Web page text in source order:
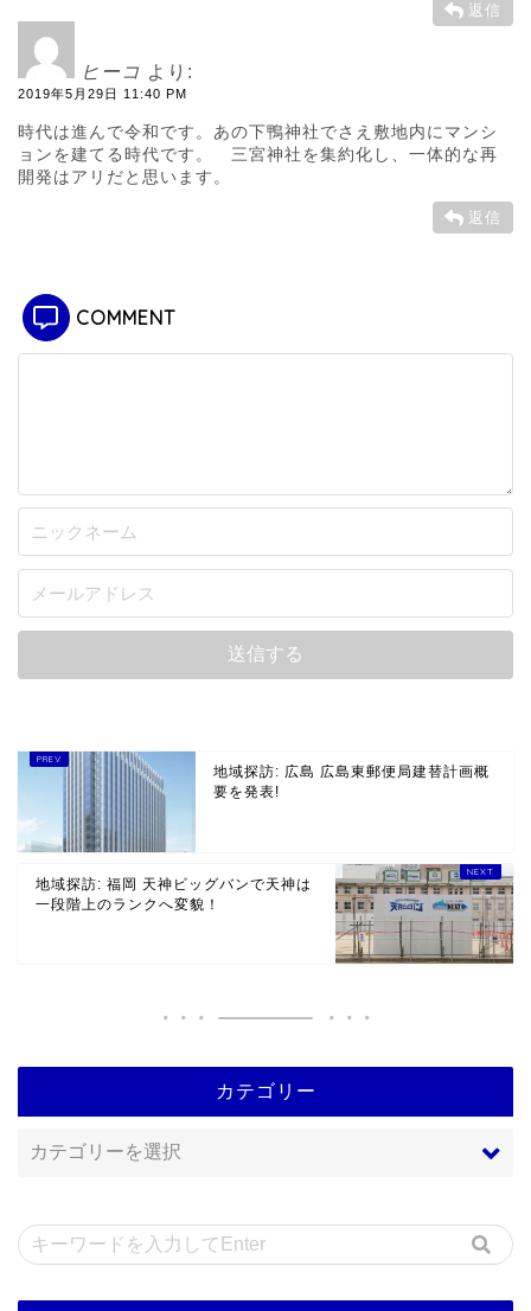
返信
ヒーコ より:
2019年5月29日 11:40 PM
時代は進んで令和です。あの下鴨神社でさえ敷地内にマンシ
ョンを建てる時代です。 三宮神社を集約化し、一体的な再
開発はアリだと思います。
返信
COMMENT
地域探訪: 広島 広島東郵便局建替計画概
要を発表!
地域探訪: 福岡 天神ビッグバンで天神は
一段階上のランクへ変貌！
カテゴリー